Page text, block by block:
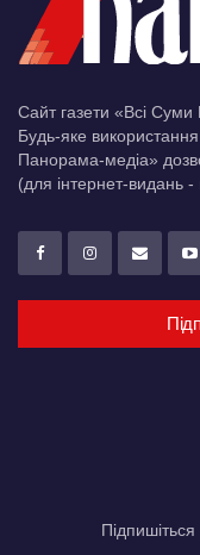
Сайт газети «Всі
Будь-яке
Панорама-медіа»
(для інтернет-видань